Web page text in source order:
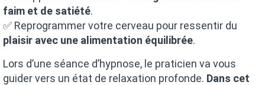
faim et de satiété.
✅ Reprogrammer votre cerveau pour ressentir du
plaisir avec une alimentation équilibrée.
Lors d’une séance d’hypnose, le praticien va vous
guider vers un état de relaxation profonde. Dans cet